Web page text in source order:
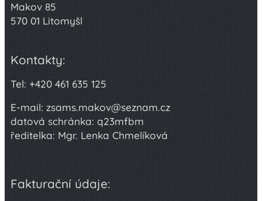
Makov 85
570 01 Litomyšl
Kontakty:
Tel: +420 461 635 125
E-mail: zsams.makov@seznam.cz
datová schránka: q23mfbm
ředitelka: Mgr. Lenka Chmelíková
Fakturační údaje: